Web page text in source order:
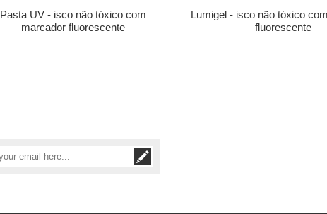
Pasta UV - isco não tóxico com
marcador fluorescente
Lumigel - isco não tóxico
fluorescente